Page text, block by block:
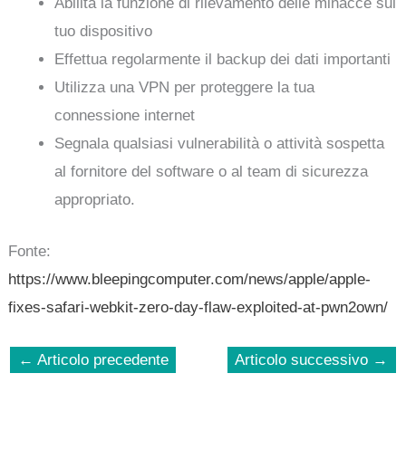
tuo dispositivo
Effettua regolarmente il backup dei dati importanti
Utilizza una VPN per proteggere la tua
connessione internet
Segnala qualsiasi vulnerabilità o attività sospetta
al fornitore del software o al team di sicurezza
appropriato.
Fonte:
https://www.bleepingcomputer.com/news/apple/apple-
fixes-safari-webkit-zero-day-flaw-exploited-at-pwn2own/
← Articolo precedente Articolo successivo →